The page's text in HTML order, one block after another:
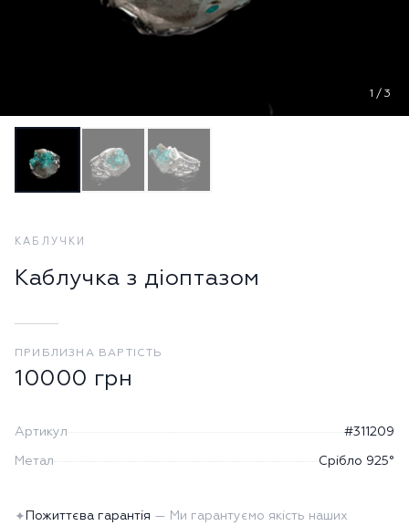
1 / 3
КАБЛУЧКИ
Каблучка з діоптазом
ПРИБЛИЗНА ВАРТІСТЬ
10000 грн
Артикул #311209
Метал Срібло 925°
✦ Пожиттєва гарантія — Ми гарантуємо якість наших